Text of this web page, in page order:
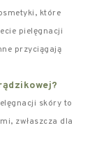
które
pielęgnacji
przyciągają
skóry to
zwłaszcza dla